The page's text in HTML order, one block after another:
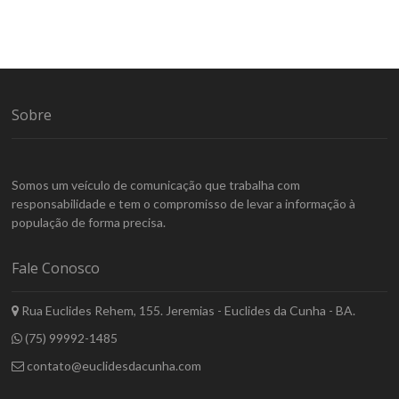
Sobre
Somos um veículo de comunicação que trabalha com
responsabilidade e tem o compromisso de levar a informação à
população de forma precisa.
Fale Conosco
Rua Euclides Rehem, 155. Jeremias - Euclides da Cunha - BA.
(75) 99992-1485
contato@euclidesdacunha.com